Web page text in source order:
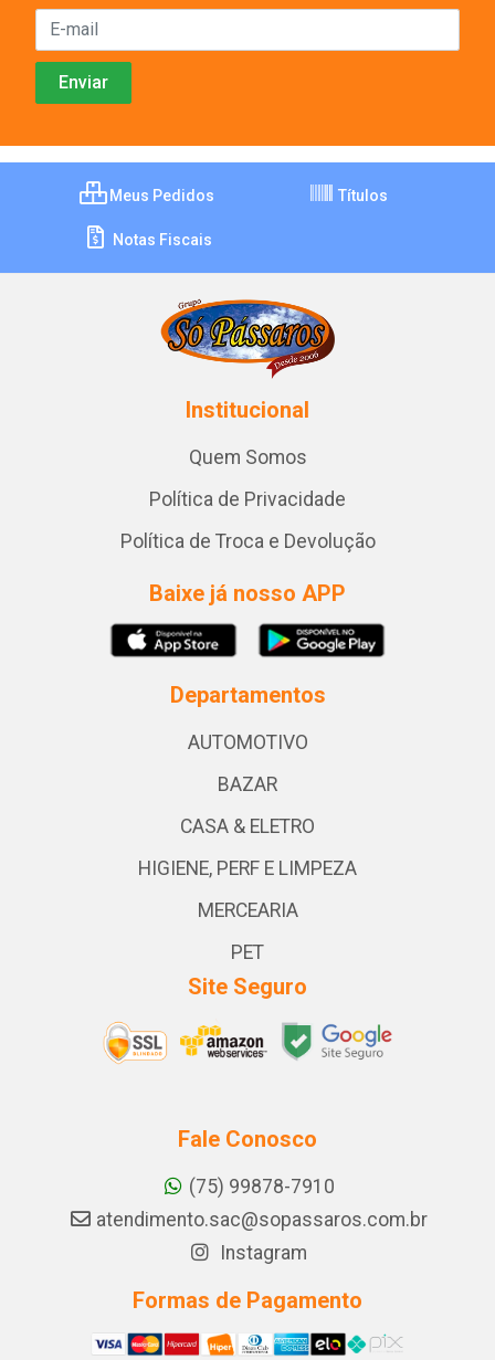
Meus Pedidos Títulos
Notas Fiscais
Institucional
Quem Somos
Política de Privacidade
Política de Troca e Devolução
Baixe já nosso APP
Departamentos
AUTOMOTIVO
BAZAR
CASA & ELETRO
HIGIENE, PERF E LIMPEZA
MERCEARIA
PET
Site Seguro
Fale Conosco
(75) 99878-7910
atendimento.sac@sopassaros.com.br
Instagram
Formas de Pagamento